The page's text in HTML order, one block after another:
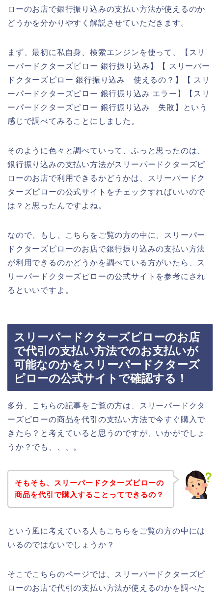
ローのお店で銀行振り込みの支払い方法が使えるのか
どうかを分かりやすく解説させていただきます。
まず、最初に私自身、検索エンジンを使って、【スリ
ーパードクターズピロー 銀行振り込み】【 スリーパー
ドクターズピロー 銀行振り込み 使えるの？】【 スリ
ーパードクターズピロー 銀行振り込み エラー】【スリ
ーパードクターズピロー 銀行振り込み 失敗】という
感じで調べてみることにしました。
そのように色々と調べていって、ふっと思ったのは、
銀行振り込みの支払い方法がスリーパードクターズピ
ローのお店で利用できるかどうかは、スリーパードク
ターズピローの公式サイトをチェックすればいいので
は？と思ったんですよね。
なので、もし、こちらをご覧の方の中に、スリーパー
ドクターズピローのお店で銀行振り込みの支払い方法
が利用できるのかどうかを調べている方がいたら、ス
リーパードクターズピローの公式サイトを参考にされ
るといいですよ。
スリーパードクターズピローのお店
で代引の支払い方法でのお支払いが
可能なのかをスリーパードクターズ
ピローの公式サイトで確認する！
多分、こちらの記事をご覧の方は、スリーパードクタ
ーズピローの商品を代引の支払い方法で今すぐ購入で
きたら？と考えていると思うのですが、いかがでしょ
うか？でも、、、。
そもそも、スリーパードクターズピローの
商品を代引で購入することってできるの？
という風に考えている人もこちらをご覧の方の中には
いるのではないでしょうか？
そこでこちらのページでは、スリーパードクターズピ
ローのお店で代引の支払い方法が使えるのかを調べた